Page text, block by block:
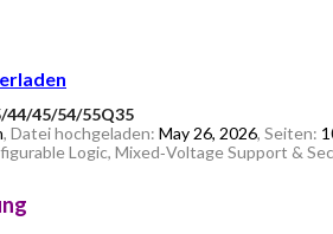
44/45/54/55Q35
, Datei hochgeladen: May 26, 2026, Seiten:
Logic, Mixed‑Voltage Support &